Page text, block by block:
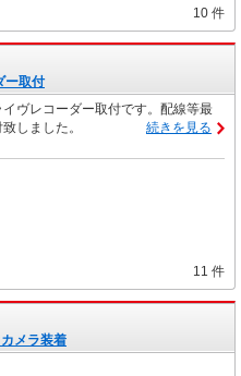
10 件
ー取付
ヴレコーダー取付です。配線等最
しました。
続きを見る
11 件
メラ装着